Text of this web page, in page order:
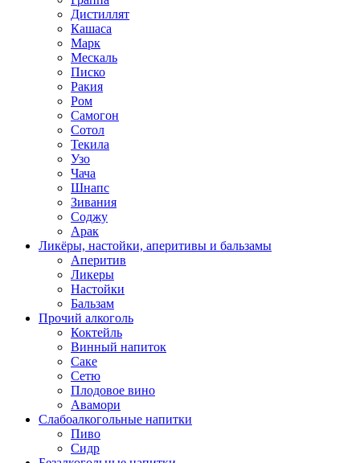
Дистиллят
Кашаса
Марк
Мескаль
Писко
Ракия
Ром
Самогон
Сотол
Текила
Узо
Чача
Шнапс
Зивания
Соджу
Арак
Ликёры, настойки, аперитивы и бальзамы
Аперитив
Ликеры
Настойки
Бальзам
Прочий алкоголь
Коктейль
Винный напиток
Саке
Сетю
Плодовое вино
Авамори
Слабоалкогольные напитки
Пиво
Сидр